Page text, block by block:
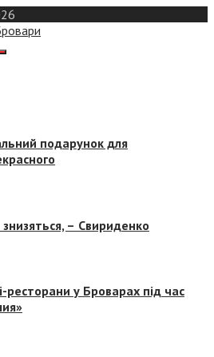
подарунок для
– Свириденко
у Броварах під час